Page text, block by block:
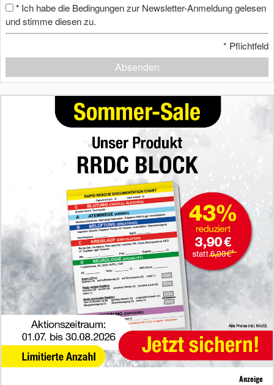
* Ich habe die Bedingungen zur Newsletter-Anmeldung gelesen
und stimme diesen zu.
* Pflichtfeld
Absenden
Anzeige